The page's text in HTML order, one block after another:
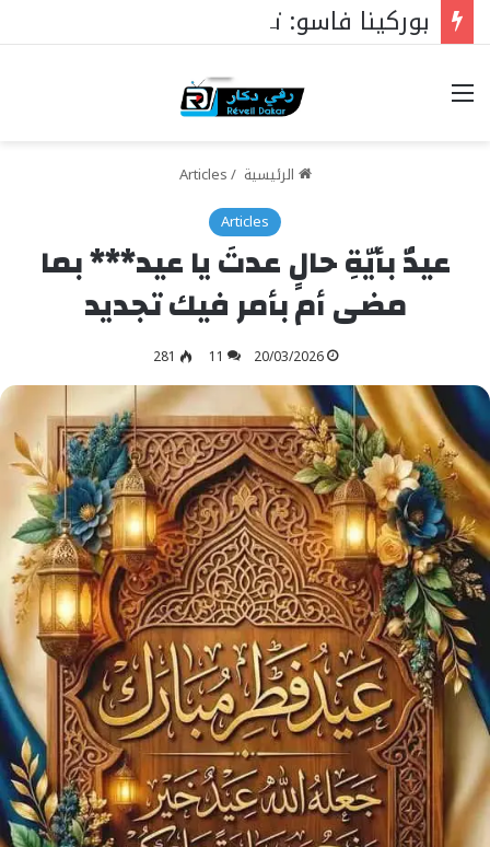
خيارات
الرئيسية /
Articles
Articles
عيدٌ بأيّةِ حالٍ عدتَ يا عيد*** بما
مضى أم بأمر فيك تجديد
20/03/2026
11
281